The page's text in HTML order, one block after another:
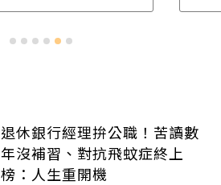
退休銀行經理拚公職！苦讀數
年沒補習、對抗飛蚊症終上
榜：人生重開機